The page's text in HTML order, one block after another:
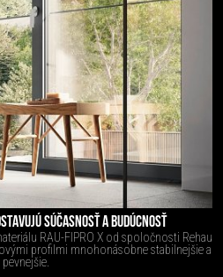
SÚČASNOSŤ A BUDÚCNOSŤ
RAU-FIPRO X od spoločnosti Rehau
profilmi mnohonásobne stabilnejšie a
pevnejšie.